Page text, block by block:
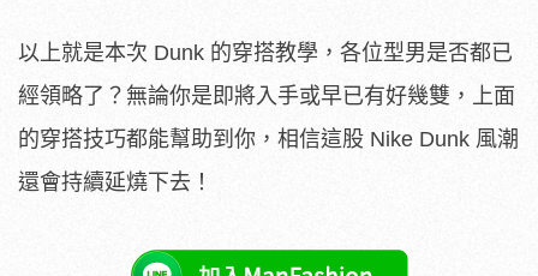
以上就是本次 Dunk 的穿搭教學，各位型男是否都已
經領略了？無論你是即將入手或早已有好幾雙，上面
的穿搭技巧都能幫助到你，相信這股 Nike Dunk 風潮
還會持續延燒下去！